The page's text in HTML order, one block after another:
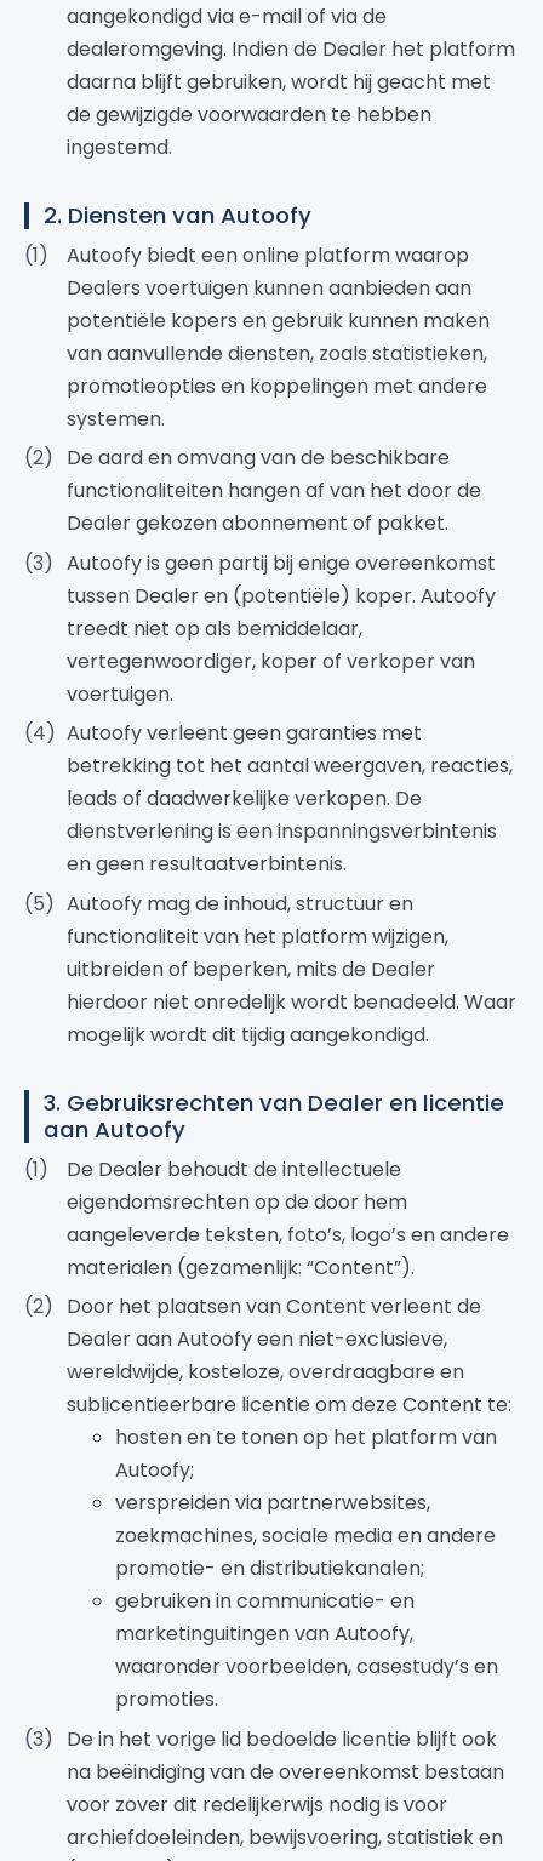
aangekondigd via e-mail of via de
dealeromgeving. Indien de Dealer het platform
daarna blijft gebruiken, wordt hij geacht met
de gewijzigde voorwaarden te hebben
ingestemd.
2. Diensten van Autoofy
Autoofy biedt een online platform waarop
Dealers voertuigen kunnen aanbieden aan
potentiële kopers en gebruik kunnen maken
van aanvullende diensten, zoals statistieken,
promotieopties en koppelingen met andere
systemen.
De aard en omvang van de beschikbare
functionaliteiten hangen af van het door de
Dealer gekozen abonnement of pakket.
Autoofy is geen partij bij enige overeenkomst
tussen Dealer en (potentiële) koper. Autoofy
treedt niet op als bemiddelaar,
vertegenwoordiger, koper of verkoper van
voertuigen.
Autoofy verleent geen garanties met
betrekking tot het aantal weergaven, reacties,
leads of daadwerkelijke verkopen. De
dienstverlening is een inspanningsverbintenis
en geen resultaatverbintenis.
Autoofy mag de inhoud, structuur en
functionaliteit van het platform wijzigen,
uitbreiden of beperken, mits de Dealer
hierdoor niet onredelijk wordt benadeeld. Waar
mogelijk wordt dit tijdig aangekondigd.
3. Gebruiksrechten van Dealer en licentie
aan Autoofy
De Dealer behoudt de intellectuele
eigendomsrechten op de door hem
aangeleverde teksten, foto’s, logo’s en andere
materialen (gezamenlijk: “Content”).
Door het plaatsen van Content verleent de
Dealer aan Autoofy een niet-exclusieve,
wereldwijde, kosteloze, overdraagbare en
sublicentieerbare licentie om deze Content te:
hosten en te tonen op het platform van
Autoofy;
verspreiden via partnerwebsites,
zoekmachines, sociale media en andere
promotie- en distributiekanalen;
gebruiken in communicatie- en
marketinguitingen van Autoofy,
waaronder voorbeelden, casestudy’s en
promoties.
De in het vorige lid bedoelde licentie blijft ook
na beëindiging van de overeenkomst bestaan
voor zover dit redelijkerwijs nodig is voor
archiefdoeleinden, bewijsvoering, statistiek en